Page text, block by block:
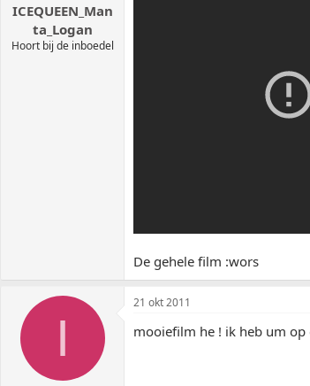
e
ICEQUEEN_Man
ta_Logan
Hoort bij de inboedel
De gehele film :wors
I
21 okt 2011
mooiefilm he ! ik heb um